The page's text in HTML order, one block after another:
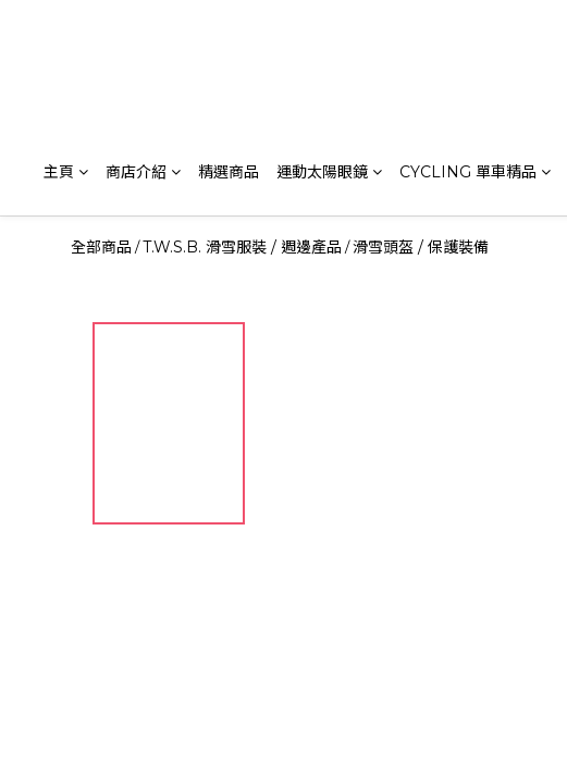
主頁 商店介紹 精選商品 運動太陽眼鏡 CYCLING 單車精品
全部商品 /T.W.S.B. 滑雪服裝 / 週邊產品 /滑雪頭盔 / 保護裝備